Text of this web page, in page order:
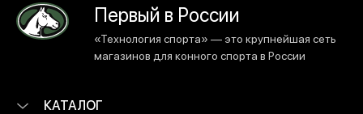
Первый в России
«Технология спорта» — это крупнейшая сеть
магазинов для конного спорта в России
КАТАЛОГ